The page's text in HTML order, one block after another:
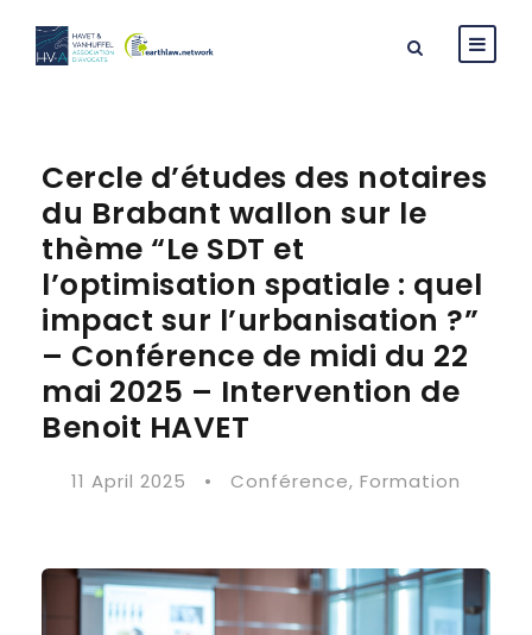
Cercle d’études des notaires
du Brabant wallon sur le
thème “Le SDT et
l’optimisation spatiale : quel
impact sur l’urbanisation ?”
– Conférence de midi du 22
mai 2025 – Intervention de
Benoit HAVET
11 April 2025 • Conférence, Formation